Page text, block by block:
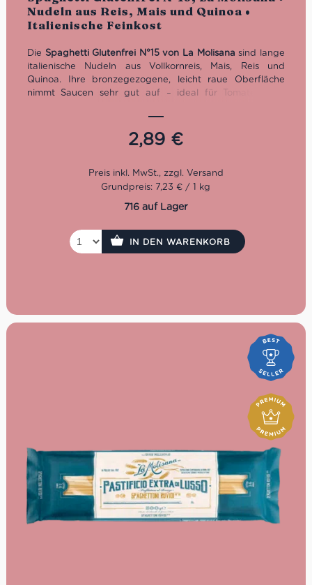
Nudeln aus Reis, Mais und Quinoa •
Italienische Feinkost
Die Spaghetti Glutenfrei N°15 von La Molisana sind lange
italienische Nudeln aus Vollkornreis, Mais, Reis und
Quinoa. Ihre bronzegezogene, leicht raue Oberfläche
nimmt Saucen sehr gut auf – ideal für Tomatensugo,
mediterrane Gemüsegerichte. Glutenfrei und angenehm
bissfest. Kochzeit: 10 Minuten. Inhalt: 400 g.
2,89 €
5
Grundpreis: 7,23 € / 1 kg
716 auf Lager
IN DEN WARENKORB